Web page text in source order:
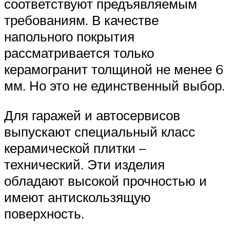
соответствуют предъявляемым
требованиям. В качестве
напольного покрытия
рассматривается только
керамогранит толщиной не менее 6
мм. Но это не единственный выбор.
Для гаражей и автосервисов
выпускают специальный класс
керамической плитки –
технический. Эти изделия
обладают высокой прочностью и
имеют антискользящую
поверхность.